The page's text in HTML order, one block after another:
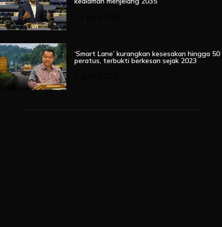
‘Smart Lane’ kurangkan kesesakan hingga 50
peratus, terbukti berkesan sejak 2023